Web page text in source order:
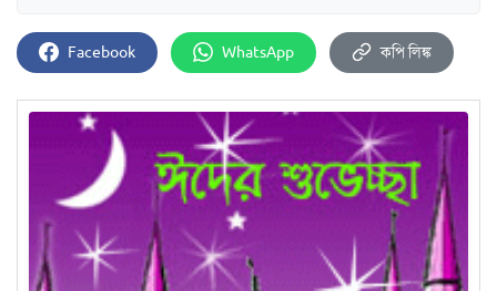
Facebook WhatsApp কপি লিঙ্ক